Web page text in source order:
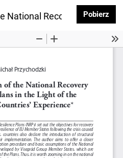
National Recovery andPobierz